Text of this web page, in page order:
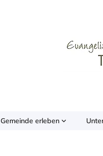
Gemeinde erleben